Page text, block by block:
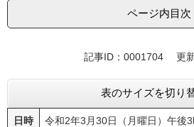
ページ内目次
記事ID：0001704 更
表のサイズを切り
日時 令和2年3月30日（月曜日）午後